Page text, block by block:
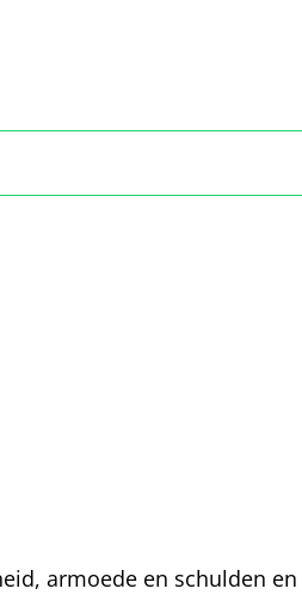
armoede en schulden